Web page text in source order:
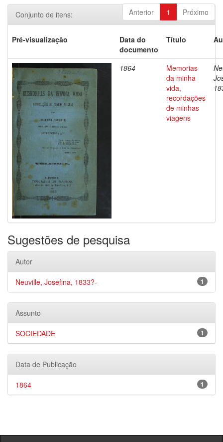
Anterior 1 Próximo
Conjunto de itens:
Pré-visualização
Data do
documento
Título
1864
Memorias
da minha
vida,
recordações
de minhas
viagens
Sugestões de pesquisa
Autor
1
Neuville, Josefina, 1833?-
Assunto
1
SOCIEDADE
Data de Publicação
1
1864